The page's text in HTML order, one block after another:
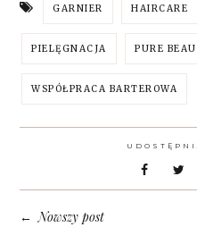
GARNIER HAIRCARE
PIELĘGNACJA PURE
WSPÓŁPRACA BARTEROWA
←Nowszy post